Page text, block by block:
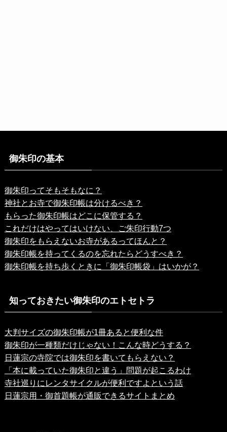
御朱印の基本
御朱印ってそもそもなに？
神社とお寺で御朱印帳は分けるべき？
もらった御朱印帳はどこに保管する？
これだけはやってはいけない、ご朱印行動7つ
御朱印をもらえないお寺があるってほんと？
御朱印帳を持ってくるのを忘れたらどうすべき？
御朱印帳を持ち歩くときに「御朱印帳袋」はいかが？
知っておきたい御朱印のエトセトラ
大判サイズの御朱印帳が1冊あると便利な件
御朱印が一種類だけじゃない！こんな時どうする？
日蓮宗の寺院では御朱印を書いてもらえない？
「本に載っていた御朱印と違う」問題が起こるわけ
寺社巡りにレンタサイクルが便利ですよという話
日蓮宗用・御首題帳が通販できるサイトまとめ